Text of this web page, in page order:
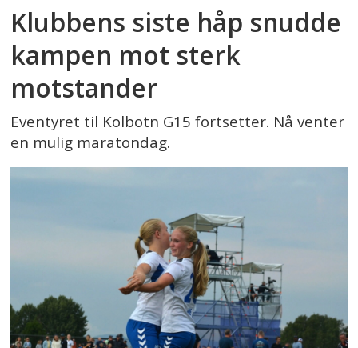
Klubbens siste håp snudde
kampen mot sterk
motstander
Eventyret til Kolbotn G15 fortsetter. Nå venter
en mulig maratondag.